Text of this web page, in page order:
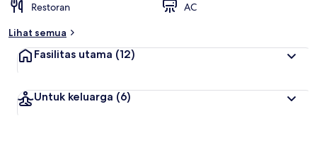
Restoran
AC
Lihat semua
Fasilitas utama (12)
Untuk keluarga (6)